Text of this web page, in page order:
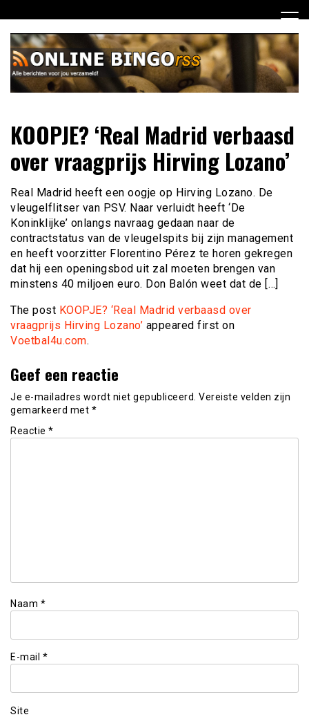
naar
inhoud
Online Bingo RSS
verzameld
KOOPJE? ‘Real Madrid verbaasd
over vraagprijs Hirving Lozano’
Real Madrid heeft een oogje op Hirving Lozano. De
vleugelflitser van PSV. Naar verluidt heeft ‘De
Koninklijke’ onlangs navraag gedaan naar de
contractstatus van de vleugelspits bij zijn management
en heeft voorzitter Florentino Pérez te horen gekregen
dat hij een openingsbod uit zal moeten brengen van
minstens 40 miljoen euro. Don Balón weet dat de […]
The post KOOPJE? ‘Real Madrid verbaasd over
vraagprijs Hirving Lozano’ appeared first on
Voetbal4u.com.
Geef een reactie
Je e-mailadres wordt niet gepubliceerd. Vereiste velden zijn
gemarkeerd met *
Reactie *
Naam *
E-mail *
Site